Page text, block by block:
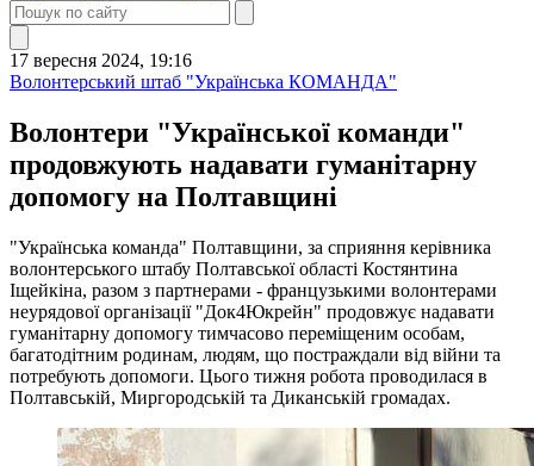
17 вересня 2024, 19:16
Волонтерський штаб "Українська КОМАНДА"
Волонтери "Української команди"
продовжують надавати гуманітарну
допомогу на Полтавщині
"Українська команда" Полтавщини, за сприяння керівника
волонтерського штабу Полтавської області Костянтина
Іщейкіна, разом з партнерами - французькими волонтерами
неурядової організації "Док4Юкрейн" продовжує надавати
гуманітарну допомогу тимчасово переміщеним особам,
багатодітним родинам, людям, що постраждали від війни та
потребують допомоги. Цього тижня робота проводилася в
Полтавській, Миргородській та Диканській громадах.